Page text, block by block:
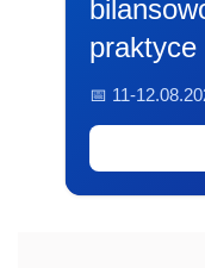
praktyce
📅 11-